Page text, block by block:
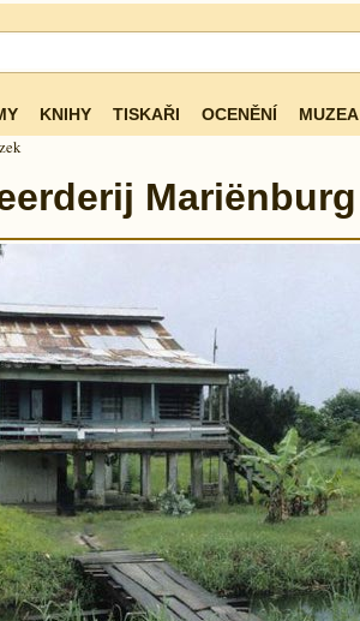
KNIHY TISKAŘI OCENĚNÍ MUZEA
Mariënburg